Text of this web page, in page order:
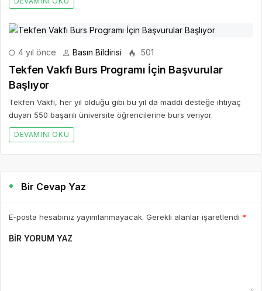
4 yıl önce Basın Bildirisi 501
Tekfen Vakfı Burs Programı İçin Başvurular
Başlıyor
Tekfen Vakfı, her yıl olduğu gibi bu yıl da maddi desteğe ihtiyaç
duyan 550 başarılı üniversite öğrencilerine burs veriyor.
DEVAMINI OKU
Bir Cevap Yaz
E-posta hesabınız yayımlanmayacak. Gerekli alanlar işaretlendi *
BIR YORUM YAZ